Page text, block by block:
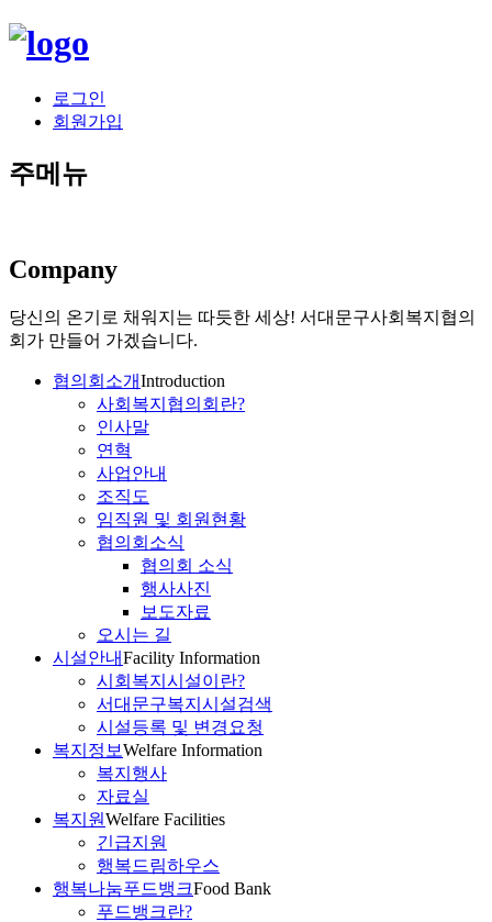
로그인
회원가입
주메뉴
Company
당신의 온기로 채워지는 따듯한 세상! 서대문구사회복지협의
회가 만들어 가겠습니다.
협의회소개Introduction
사회복지협의회란?
인사말
연혁
사업안내
조직도
임직원 및 회원현황
협의회소식
협의회 소식
행사사진
보도자료
오시는 길
시설안내Facility Information
시회복지시설이란?
서대문구복지시설검색
시설등록 및 변경요청
복지정보Welfare Information
복지행사
자료실
복지원Welfare Facilities
긴급지원
행복드림하우스
행복나눔푸드뱅크Food Bank
푸드뱅크란?